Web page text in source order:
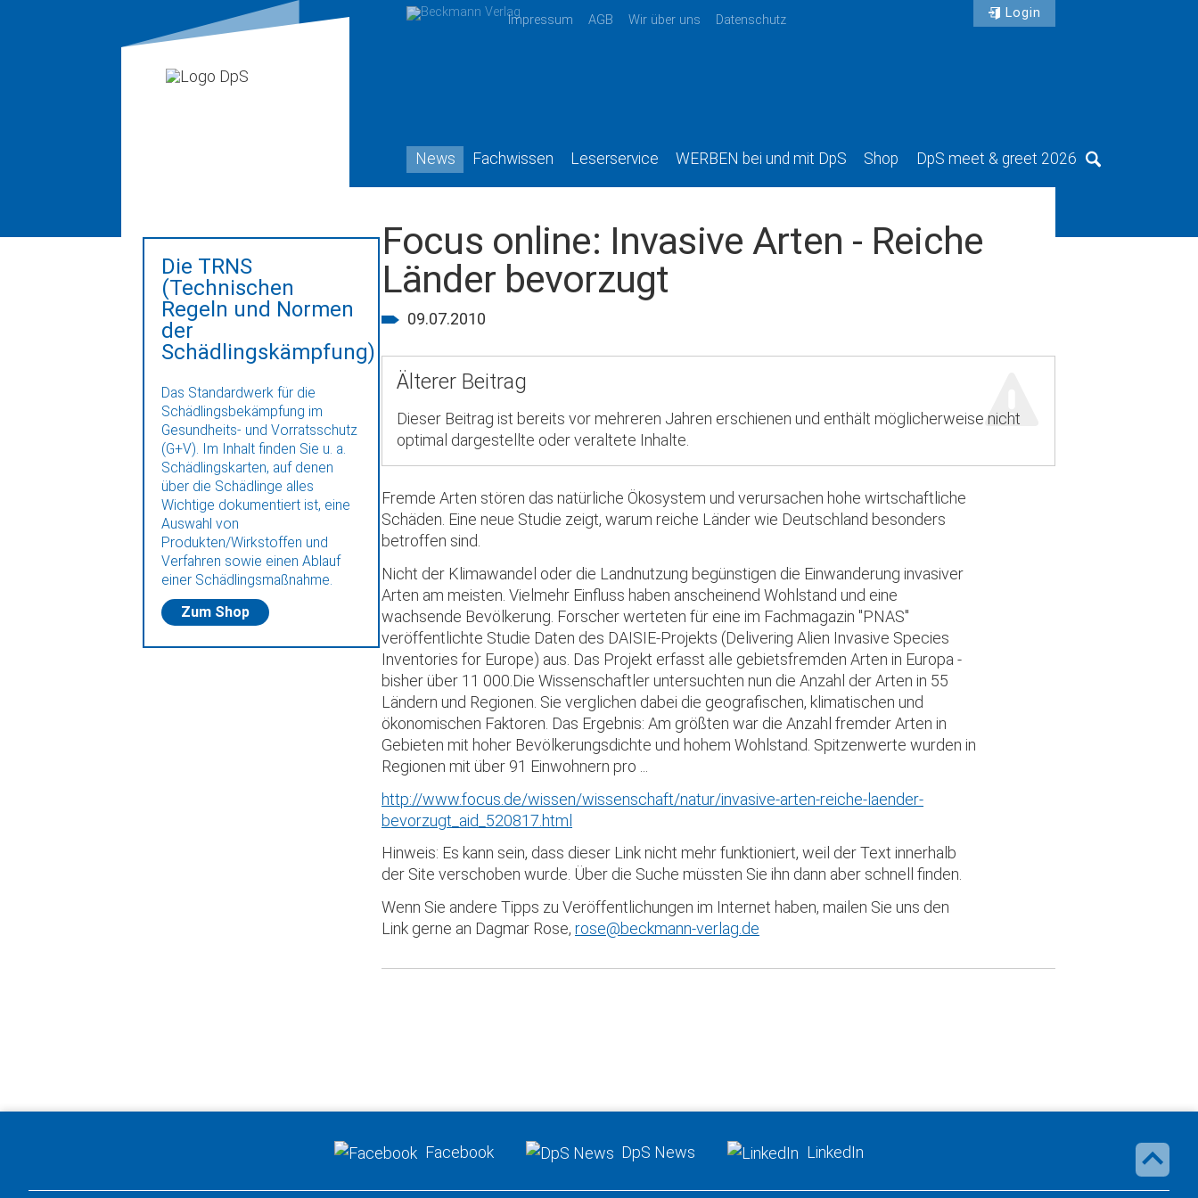
Impressum AGB Wir über uns Datenschutz Login
News Fachwissen Leserservice WERBEN bei und mit DpS Shop DpS meet & greet 2026 Suche
Focus online: Invasive Arten - Reiche
Länder bevorzugt
09.07.2010
Älterer Beitrag
Dieser Beitrag ist bereits vor mehreren Jahren erschienen und enthält möglicherweise nicht
optimal dargestellte oder veraltete Inhalte.
Fremde Arten stören das natürliche Ökosystem und verursachen hohe wirtschaftliche
Schäden. Eine neue Studie zeigt, warum reiche Länder wie Deutschland besonders
betroffen sind.
Nicht der Klimawandel oder die Landnutzung begünstigen die Einwanderung invasiver
Arten am meisten. Vielmehr Einfluss haben anscheinend Wohlstand und eine
wachsende Bevölkerung. Forscher werteten für eine im Fachmagazin "PNAS"
veröffentlichte Studie Daten des DAISIE-Projekts (Delivering Alien Invasive Species
Inventories for Europe) aus. Das Projekt erfasst alle gebietsfremden Arten in Europa -
bisher über 11 000.Die Wissenschaftler untersuchten nun die Anzahl der Arten in 55
Ländern und Regionen. Sie verglichen dabei die geografischen, klimatischen und
ökonomischen Faktoren. Das Ergebnis: Am größten war die Anzahl fremder Arten in
Gebieten mit hoher Bevölkerungsdichte und hohem Wohlstand. Spitzenwerte wurden in
Regionen mit über 91 Einwohnern pro ...
http://www.focus.de/wissen/wissenschaft/natur/invasive-arten-reiche-laender-
bevorzugt_aid_520817.html
Hinweis: Es kann sein, dass dieser Link nicht mehr funktioniert, weil der Text innerhalb
der Site verschoben wurde. Über die Suche müssten Sie ihn dann aber schnell finden.
Wenn Sie andere Tipps zu Veröffentlichungen im Internet haben, mailen Sie uns den
Link gerne an Dagmar Rose, rose@beckmann-verlag.de
Die TRNS
(Technischen
Regeln und Normen
der
Schädlingskämpfung)
Das Standardwerk für die
Schädlingsbekämpfung im
Gesundheits- und Vorratsschutz
(G+V). Im Inhalt finden Sie u. a.
Schädlingskarten, auf denen
über die Schädlinge alles
Wichtige dokumentiert ist, eine
Auswahl von
Produkten/Wirkstoffen und
Verfahren sowie einen Ablauf
einer Schädlingsmaßnahme.
Zum Shop
Facebook DpS News LinkedIn